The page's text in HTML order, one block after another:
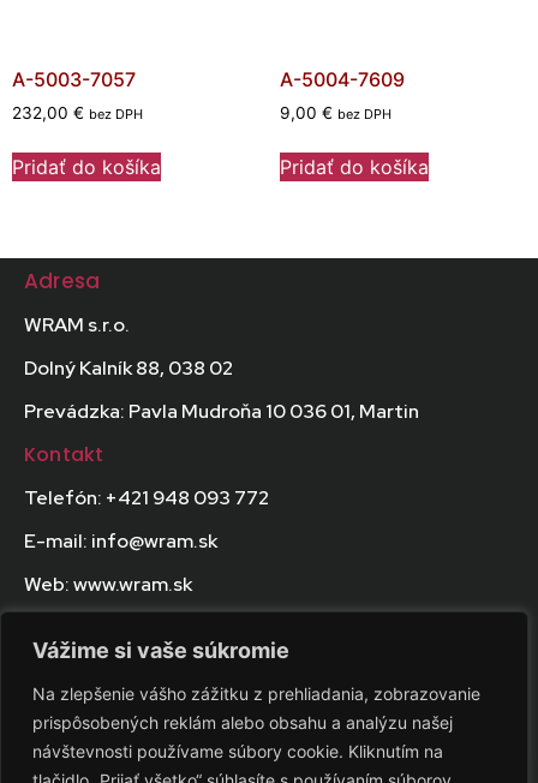
Vážime si vaše súkromie
Na zlepšenie vášho zážitku z prehliadania, zobrazovanie
prispôsobených reklám alebo obsahu a analýzu našej
návštevnosti používame súbory cookie. Kliknutím na
A-5003-7057
232,00 € bez DPH
Pridať do košíka
A-5004-7609
9,00 € bez DPH
Pridať do košíka
Adresa
WRAM s.r.o.
Dolný Kalník 88, 038 02
Prevádzka: Pavla Mudroňa 10 036 01, Martin
Kontakt
Telefón: +421 948 093 772
E-mail: info@wram.sk
Web: www.wram.sk
DIČ: 2120838335
IČ DPH: SK2120838335